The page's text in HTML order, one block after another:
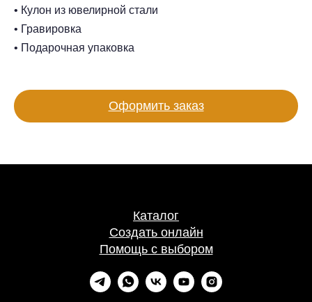
• Кулон из ювелирной стали
• Гравировка
• Подарочная упаковка
Оформить заказ
Каталог
Создать онлайн
Помощь с выбором